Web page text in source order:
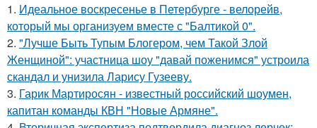
1. Идеальное воскресенье в Петербурге - велорейв,
который мы организуем вместе с "Балтикой 0".
2. "Лучше Быть Тупым Блогером, чем Такой Злой
Женщиной": участница шоу "давай поженимся" устроила
скандал и унизила Ларису Гузееву.
3. Гарик Мартиросян - известный российский шоумен,
капитан команды КВН "Новые Армяне".